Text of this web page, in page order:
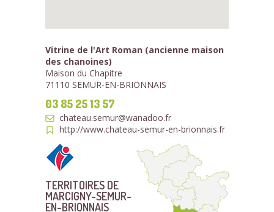
Vitrine de l'Art Roman (ancienne maison
des chanoines)
Maison du Chapitre
71110 SEMUR-EN-BRIONNAIS
03 85 25 13 57
chateau.semur@wanadoo.fr
http://www.chateau-semur-en-brionnais.fr
TERRITOIRES DE
MARCIGNY-SEMUR-
EN-BRIONNAIS